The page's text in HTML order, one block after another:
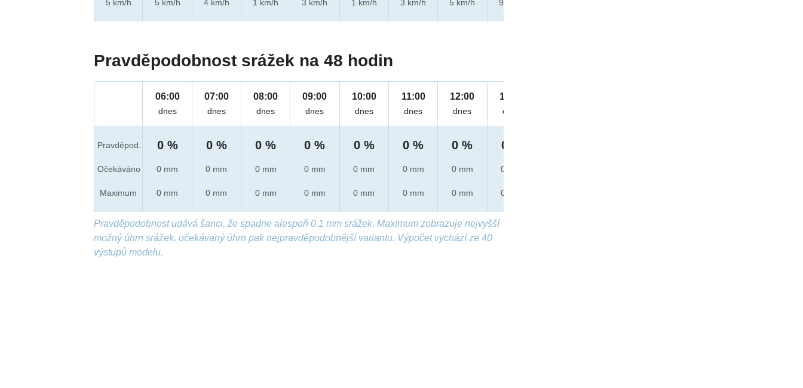
5 km/h
5 km/h
4 km/h
1 km/h
3 km/h
1 km/h
3 km/h
5 km/h
9 km/h
Pravděpodobnost srážek na 48 hodin
Pravděpod.
Očekáváno
Maximum
06:00
dnes
0 %
0 mm
0 mm
07:00
dnes
0 %
0 mm
0 mm
08:00
dnes
0 %
0 mm
0 mm
09:00
dnes
0 %
0 mm
0 mm
10:00
dnes
0 %
0 mm
0 mm
11:00
dnes
0 %
0 mm
0 mm
12:00
dnes
0 %
0 mm
0 mm
13:00
dnes
0 %
0 mm
0 mm
Pravděpodobnost udává šanci, že spadne alespoň 0,1 mm srážek. Maximum zobrazuje nejvyšší
možný úhrn srážek, očekávaný úhrn pak nejpravděpodobnější variantu. Výpočet vychází ze 40
výstupů modelu.